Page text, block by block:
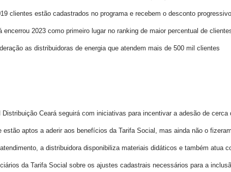
clientes estão cadastrados no programa e recebem o desconto progressivo
2023 como primeiro lugar no ranking de maior percentual de
as distribuidoras de energia que atendem mais de 500 mil clientes
Ceará seguirá com iniciativas para incentivar a adesão de cerca
aptos a aderir aos benefícios da Tarifa Social, mas ainda não o
a distribuidora disponibiliza materiais didáticos e também atua
da Tarifa Social sobre os ajustes cadastrais necessários para a